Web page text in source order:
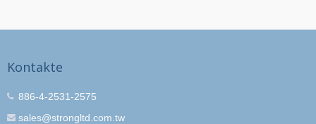
Kontakte
886-4-2531-2575
sales@strongltd.com.tw